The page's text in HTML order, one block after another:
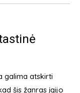
galima atskirti
šis žanras įgijo